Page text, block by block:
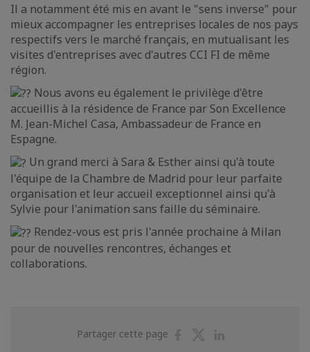
Il a notamment été mis en avant le "sens inverse" pour
mieux accompagner les entreprises locales de nos pays
respectifs vers le marché français, en mutualisant les
visites d'entreprises avec d'autres CCI FI de même
région.
Nous avons eu également le privilège d'être
accueillis à la résidence de France par Son Excellence
M. Jean-Michel Casa, Ambassadeur de France en
Espagne.
Un grand merci à Sara & Esther ainsi qu'à toute
l'équipe de la Chambre de Madrid pour leur parfaite
organisation et leur accueil exceptionnel ainsi qu'à
Sylvie pour l'animation sans faille du séminaire.
Rendez-vous est pris l'année prochaine à Milan
pour de nouvelles rencontres, échanges et
collaborations.
Partager cette page
PartagerPartager